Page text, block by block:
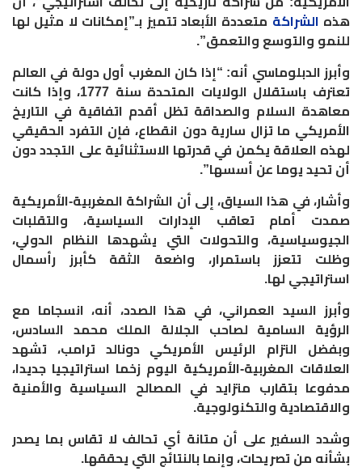
هذه الشراكة متعددة الأبعاد تتميز بـ”إمكانات لا مثيل لها
للنمو والتوسع والتعمق”.
وأبرز الدبلوماسي أنه: “إذا كان المغرب أول دولة في العالم
تعترف باستقلال الولايات المتحدة سنة 1777، وإذا كانت
معاهدة السلام والصداقة تظل أقدم اتفاقية في التاريخ
الأمريكي ما تزال سارية دون انقطاع، فإن التفرد الحقيقي
لهذه العلاقة يكمن في قدرتها الاستثنائية على التجدد دون
أن تحيد يوما عن أسسها”.
وأشار، في هذا السياق، إلى أن الشراكة المغربية-الأمريكية
صمدت أمام تعاقب الإدارات السياسية، والتقلبات
الجيوسياسية، والتحولات التي يشهدها النظام الدولي،
وظلت تتعزز باستمرار، واضعة الثقة كأبرز رأسمال
استراتيجي لها.
وأبرز السيد العمراني، في هذا الصدد، أنه، انسجاما مع
الرؤية السامية لصاحب الجلالة الملك محمد السادس،
وبفضل التزام الرئيس الأمريكي دونالد ترامب، تشهد
العلاقات المغربية-الأمريكية اليوم زخما استراتيجيا جديدا،
مدفوعا بتقارب متزايد في المصالح السياسية والأمنية
والاقتصادية والتكنولوجية.
وشدد السفير على أن متانة أي تحالف لا تقاس بما يصدر
بشأنه من تصريحات، وإنما بالنتائج التي يحققها.